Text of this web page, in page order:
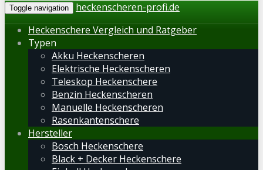
Toggle navigation
heckenscheren-profi.de
Heckenschere Vergleich und Ratgeber
Typen
Akku Heckenscheren
Elektrische Heckenscheren
Teleskop Heckenschere
Benzin Heckenscheren
Manuelle Heckenscheren
Rasenkantenschere
Hersteller
Bosch Heckenschere
Black + Decker Heckenschere